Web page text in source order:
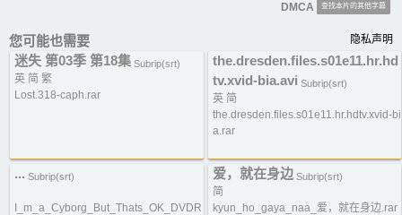
DMCA
查找本片的其他字幕
您可能也需要 隐私声明
迷失 第03季 第18集 Subrip(srt)
英 简 繁
Lost.318-caph.rar
the.dresden.files.s01e11.hr.hd
tv.xvid-bia.avi Subrip(srt)
英 简
the.dresden.files.s01e11.hr.hdtv.xvid-bi
a.rar
... Subrip(srt)
I_m_a_Cyborg_But_Thats_OK_DVDR
爱，就在身边 Subrip(srt)
简
kyun_ho_gaya_naa_爱，就在身边.rar